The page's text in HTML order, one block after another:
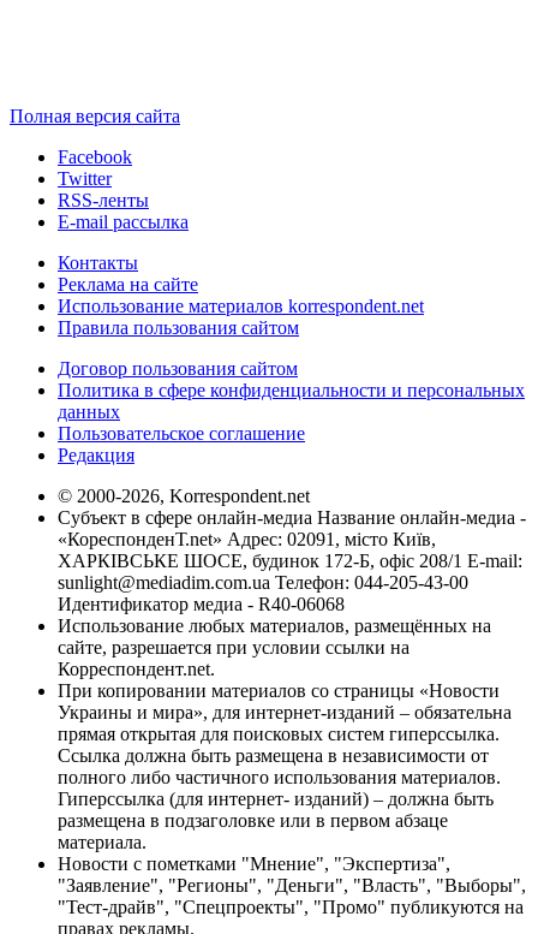
Полная версия сайта
Facebook
Twitter
RSS-ленты
E-mail рассылка
Контакты
Реклама на сайте
Использование материалов korrespondent.net
Правила пользования сайтом
Договор пользования сайтом
Политика в сфере конфиденциальности и персональных
данных
Пользовательское соглашение
Редакция
© 2000-2026, Korrespondent.net
Субъект в сфере онлайн-медиа Название онлайн-медиа -
«КореспонденТ.net» Адрес: 02091, місто Київ,
ХАРКІВСЬКЕ ШОСЕ, будинок 172-Б, офіс 208/1 E-mail:
sunlight@mediadim.com.ua Телефон: 044-205-43-00
Идентификатор медиа - R40-06068
Использование любых материалов, размещённых на
сайте, разрешается при условии ссылки на
Корреспондент.net.
При копировании материалов со страницы «Новости
Украины и мира», для интернет-изданий – обязательна
прямая открытая для поисковых систем гиперссылка.
Ссылка должна быть размещена в независимости от
полного либо частичного использования материалов.
Гиперссылка (для интернет- изданий) – должна быть
размещена в подзаголовке или в первом абзаце
материала.
Новости с пометками "Мнение", "Экспертиза",
"Заявление", "Регионы", "Деньги", "Власть", "Выборы",
"Тест-драйв", "Спецпроекты", "Промо" публикуются на
правах рекламы.